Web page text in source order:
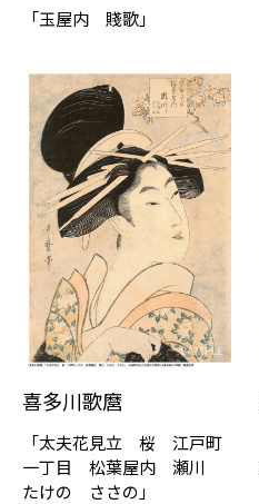
「玉屋内 賤歌」
喜多川歌麿
「太夫花⾒⽴ 桜 江⼾町
一丁目 松葉屋内 瀬川
たけの ささの」